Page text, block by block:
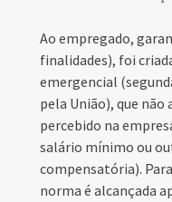
Ao empregado,
finalidades), foi
emergencial
pela União), que
percebido na
salário mínimo ou
compensatória).
norma é alcançada